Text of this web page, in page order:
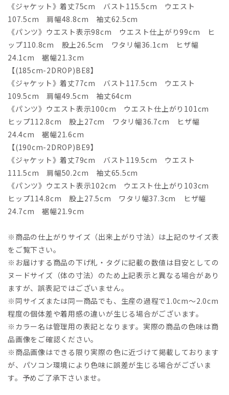
《ジャケット》着丈75cm バスト115.5cm ウエスト
107.5cm 肩幅48.8cm 袖丈62.5cm
《パンツ》ウエスト表示98cm ウエスト仕上がり99cm ヒ
ップ110.8cm 股上26.5cm ワタリ幅36.1cm ヒザ幅
24.1cm 裾幅21.3cm
【(185cm-2DROP)BE8】
《ジャケット》着丈77cm バスト117.5cm ウエスト
109.5cm 肩幅49.5cm 袖丈64cm
《パンツ》ウエスト表示100cm ウエスト仕上がり101cm
ヒップ112.8cm 股上27cm ワタリ幅36.7cm ヒザ幅
24.4cm 裾幅21.6cm
【(190cm-2DROP)BE9】
《ジャケット》着丈79cm バスト119.5cm ウエスト
111.5cm 肩幅50.2cm 袖丈65.5cm
《パンツ》ウエスト表示102cm ウエスト仕上がり103cm
ヒップ114.8cm 股上27.5cm ワタリ幅37.3cm ヒザ幅
24.7cm 裾幅21.9cm
※商品の仕上がりサイズ（出来上がり寸法）は上記のサイズ表
をご覧下さい。
※お届けする商品の下げ札・タグに記載の数値は目安としての
ヌードサイズ（体の寸法）のため上記表示と異なる場合があり
ますが、誤表記ではございません。
※同サイズまたは同一商品でも、生産の過程で1.0cm～2.0cm
程度の個体差や着用感の違いが生じる場合がございます。
※カラー名は管理用の表記となります。実際の商品の色味は商
品画像をご確認ください。
※商品画像はできる限り実際の色に近づけて掲載しております
が、パソコン環境により色味に誤差が生じる場合がございま
す。予めご了承下さいませ。